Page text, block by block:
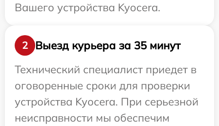
Вашего устройства Kyocera.
2
Выезд курьера за 35 минут
Технический специалист приедет в
оговоренные сроки для проверки
устройства Kyocera. При серьезной
неисправности мы обеспечим